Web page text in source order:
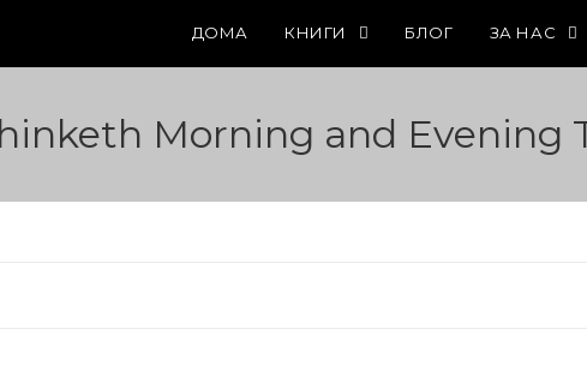
ДОМА КНИГИ БЛОГ ЗА НАС
Morning and Evening